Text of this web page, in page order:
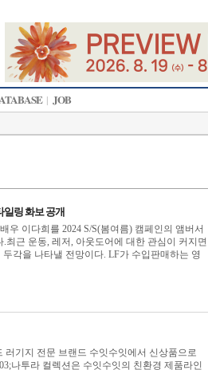
| JOB
일링 화보 공개
우 이다희를 2024 S/S(봄여름) 캠페인의 앰버서
근 운동, 레저, 아웃도어에 대한 관심이 커지면
각을 나타낼 전망이다. LF가 수입판매하는 영
기지 전문 브랜드 수잇수잇에서 신상품으로
나투라 컬렉션은 수잇수잇의 친환경 제품라인